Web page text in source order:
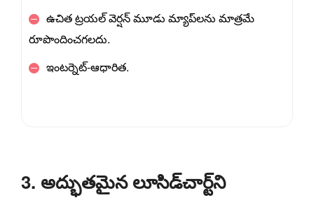
ఉచిత ట్రయల్ వెర్షన్ మూడు మ్యాప్‌లను మాత్రమే
రూపొందించగలదు.
ఇంటర్నెట్-ఆధారిత.
3. అద్భుతమైన లూసిడ్‌చార్ట్‌ని